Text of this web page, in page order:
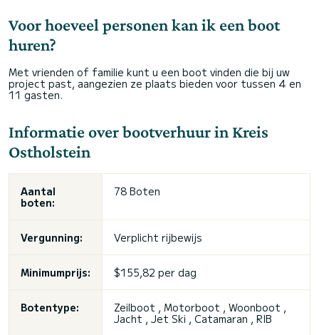
Voor hoeveel personen kan ik een boot
huren?
Met vrienden of familie kunt u een boot vinden die bij uw
project past, aangezien ze plaats bieden voor tussen 4 en
11 gasten.
Informatie over bootverhuur in Kreis
Ostholstein
Aantal
boten:
78 Boten
Vergunning: Verplicht rijbewijs
Minimumprijs: $155,82 per dag
Botentype:
Zeilboot , Motorboot , Woonboot ,
Jacht , Jet Ski , Catamaran , RIB